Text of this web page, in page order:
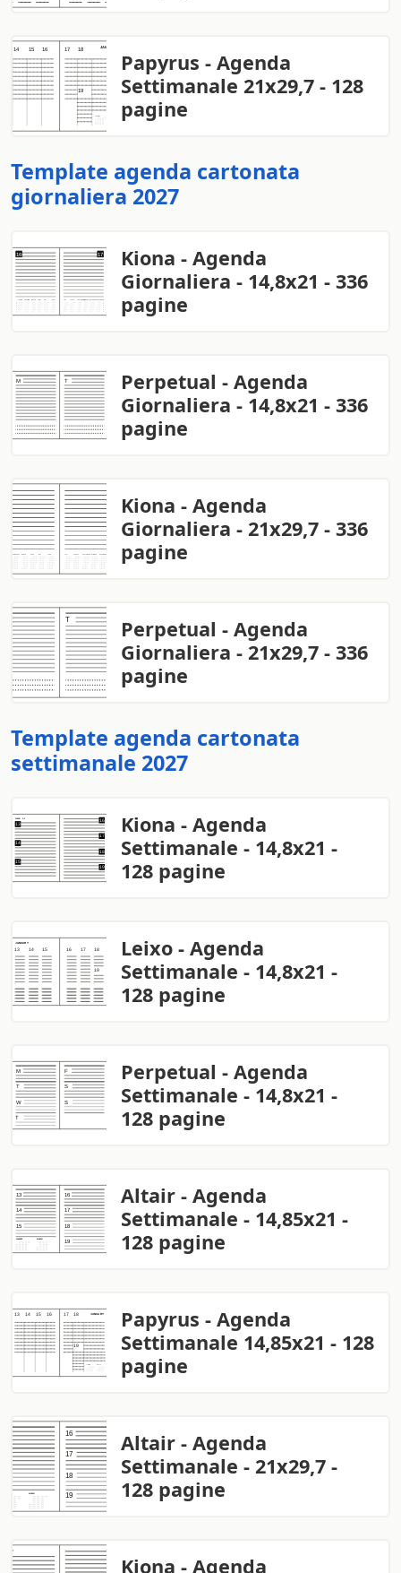
Papyrus - Agenda
Settimanale 21x29,7 - 128
pagine
Template agenda cartonata
giornaliera 2027
Kiona - Agenda
Giornaliera - 14,8x21 - 336
pagine
Perpetual - Agenda
Giornaliera - 14,8x21 - 336
pagine
Kiona - Agenda
Giornaliera - 21x29,7 - 336
pagine
Perpetual - Agenda
Giornaliera - 21x29,7 - 336
pagine
Template agenda cartonata
settimanale 2027
Kiona - Agenda
Settimanale - 14,8x21 -
128 pagine
Leixo - Agenda
Settimanale - 14,8x21 -
128 pagine
Perpetual - Agenda
Settimanale - 14,8x21 -
128 pagine
Altair - Agenda
Settimanale - 14,85x21 -
128 pagine
Papyrus - Agenda
Settimanale 14,85x21 - 128
pagine
Altair - Agenda
Settimanale - 21x29,7 -
128 pagine
Kiona - Agenda